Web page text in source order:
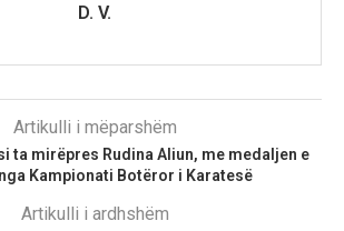
D. V.
Artikulli i mëparshëm
ta mirëpres Rudina Aliun, me medaljen e
Kampionati Botëror i Karatesë
Artikulli i ardhshëm